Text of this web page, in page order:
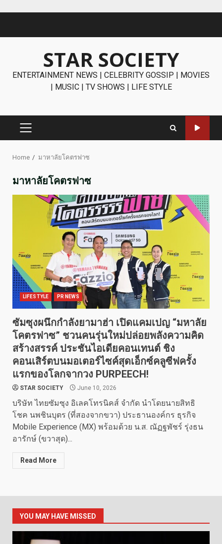
STAR SOCIETY
ENTERTAINMENT NEWS | CELEBRITY GOSSIP | MOVIES
| MUSIC | TV SHOWS | LIFE STYLE
PRIMARY
Home มาหาลัยโคตรฟาซ
มาหาลัยโคตรฟาซ
LIFESTYLE PR NEWS
ซัมซุงผนึกกำลังยามาฮ่า เปิดแคมเปญ “มหาลัย
โคตรฟาซ” ชวนคนรุ่นใหม่ปล่อยพลังความคิด
สร้างสรรค์ ประชันไอเดียคอนเทนต์ ชิง
คอนเสิร์ตบนมอเตอร์ไซค์สุดเอ็กซ์คลูซีฟครั้ง
แรกของโลกจากวง PURPEECH!
STAR SOCIETY June 10, 2026
บริษัท ไทยซัมซุง อิเลคโทรนิคส์ จำกัด นำโดยนายสิทธิ
โชค นพชินบุตร (ที่สองจากขวา) ประธานองค์กร ธุรกิจ
Mobile Experience (MX) พร้อมด้วย น.ส. ณัฏฐพัชร์ รุ่งธน
อารักษ์ (ขวาสุด)...
Read More
YOU MAY HAVE MISSED